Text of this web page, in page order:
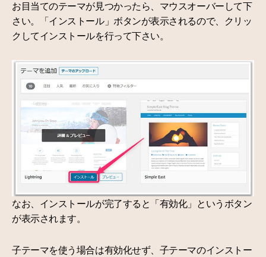
お目当てのテーマが見つかったら、マウスオーバーして下
さい。「インストール」ボタンが表示されるので、クリッ
クしてインストールを行って下さい。
なお、インストールが完了すると「有効化」というボタン
が表示されます。
子テーマを使う場合は有効化せず、子テーマのインストー